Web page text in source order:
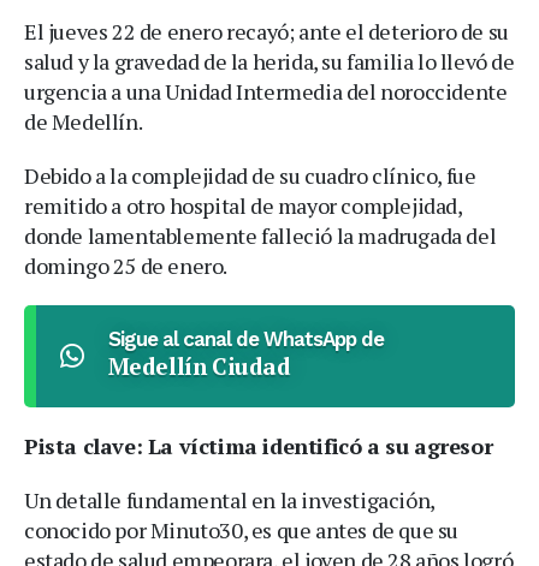
El jueves 22 de enero recayó; ante el deterioro de su
salud y la gravedad de la herida, su familia lo llevó de
urgencia a una Unidad Intermedia del noroccidente
de Medellín.
Debido a la complejidad de su cuadro clínico, fue
remitido a otro hospital de mayor complejidad,
donde lamentablemente falleció la madrugada del
domingo 25 de enero.
Sigue al canal de WhatsApp de
Medellín Ciudad
Pista clave: La víctima identificó a su agresor
Un detalle fundamental en la investigación,
conocido por Minuto30, es que antes de que su